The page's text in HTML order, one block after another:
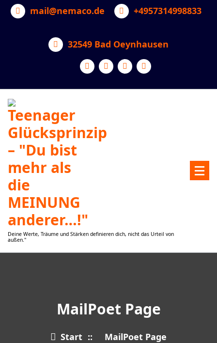
Zum
Inhalt
mail@nemaco.de +4957314998833
32549 Bad Oeynhausen
Deine Werte, Träume und Stärken definieren dich, nicht das Urteil von
außen."
MailPoet Page
Start :: MailPoet Page